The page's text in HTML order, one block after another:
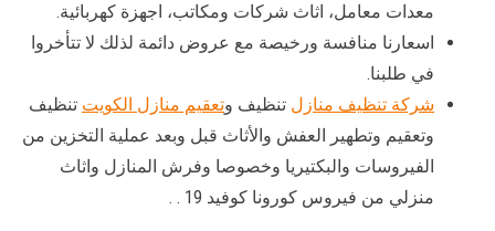
معدات معامل، اثاث شركات ومكاتب، اجهزة كهربائية.
اسعارنا منافسة ورخيصة مع عروض دائمة لذلك لا تتأخروا
في طلبنا.
شركة تنظيف منازل تنظيف وتعقيم منازل الكويت تنظيف
وتعقيم وتطهير العفش والأثاث قبل وبعد عملية التخزين من
الفيروسات والبكتيريا وخصوصا وفرش المنازل واثاث
منزلي من فيروس كورونا كوفيد 19 . .